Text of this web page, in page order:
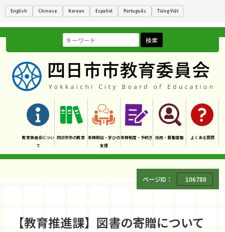
English Chinese Korean Español Português Tiếng Việt
検索
教育委員会につい
て
四日市市の教育 各種相談・学びの
支援
各種制度・手続き 採用・募集情報 よくある質問
ページID： 106780
【教育推進課】図書の寄贈について